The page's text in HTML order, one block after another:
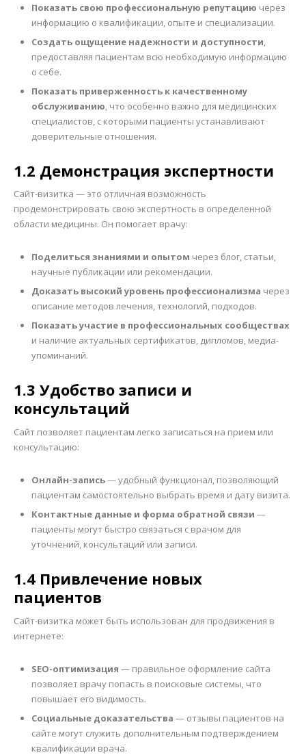
Показать свою профессиональную репутацию через
информацию о квалификации, опыте и специализации.
Создать ощущение надежности и доступности
предоставляя пациентам всю необходимую информацию
о себе.
Показать приверженность к качественному
обслуживанию , что особенно важно для медицинских
специалистов, с которыми пациенты устанавливают
доверительные отношения.
1.2 Демонстрация экспертности
Сайт-визитка — это отличная возможность
продемонстрировать свою экспертность в определенной
области медицины. Он помогает врачу:
Поделиться знаниями и опытом через блог, статьи,
научные публикации или рекомендации.
Доказать высокий уровень профессионализма через
описание методов лечения, технологий, подходов.
Показать участие в профессиональных сообществах
и наличие актуальных сертификатов, дипломов, медиа-
упоминаний.
1.3 Удобство записи и
консультаций
Сайт позволяет пациентам легко записаться на прием или
консультацию:
Онлайн-запись— удобный функционал, позволяющий
пациентам самостоятельно выбрать время и дату визита.
Контактные данные и форма обратной связи —
пациенты могут быстро связаться с врачом для
уточнений, консультаций или записи.
1.4 Привлечение новых
пациентов
Сайт-визитка может быть использован для продвижения в
интернете:
SEO-оптимизация — правильное оформление сайта
позволяет врачу попасть в поисковые системы, что
повышает его видимость.
Социальные доказательства — отзывы пациентов на
сайте могут служить дополнительным подтверждением
квалификации врача.